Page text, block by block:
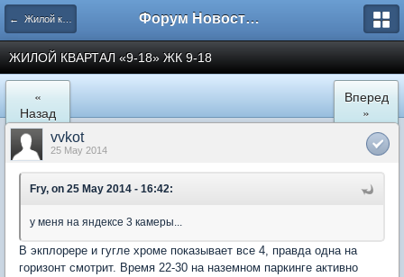
← Жилой квартал "9-18" в Мытищах Форум Новостройки
ЖИЛОЙ КВАРТАЛ «9-18» ЖК 9-18
«
Назад
Вперед
»
vvkot
25 May 2014
Fry, on 25 May 2014 - 16:42:
у меня на яндексе 3 камеры...
В экплорере и гугле хроме показывает все 4, правда одна на
горизонт смотрит. Время 22-30 на наземном паркинге активно